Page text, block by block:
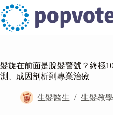
Skip
to
content
髮旋在前面是脫髮警號？終極
測、成因剖析到專業治療
生髮醫生 生髮教學